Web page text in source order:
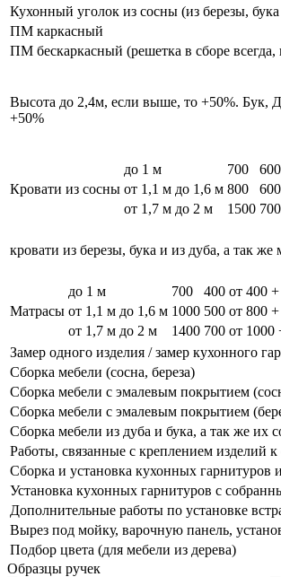
Кухонный уголок из сосны (из березы,
ПМ каркасный
ПМ бескаркасный (решетка в сборе
Высота до 2,4м, если выше, то +50%. Бук,
+50%
Кровати из сосны
до 1 м 700 600
от 1,1 м до 1,6 м 800 600
от 1,7 м до 2 м
1500 700
кровати из березы, бука и из дуба, а так же
Матрасы
до 1 м 700 400 от 400
от 1,1 м до 1,6 м 1000 500 от 800
от 1,7 м до 2 м
1400 700 от 1000
Замер одного изделия / замер кухонного
Сборка мебели (сосна, береза)
Сборка мебели с эмалевым покрытием
Сборка мебели с эмалевым покрытием
Сборка мебели из дуба и бука, а так же их
Работы, связанные с креплением изделий
Сборка и установка кухонных гарнитуров
Установка кухонных гарнитуров с
Дополнительные работы по установке
Вырез под мойку, варочную панель,
Подбор цвета (для мебели из дерева)
Образцы ручек